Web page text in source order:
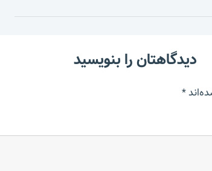
دیدگاهتان را بنویسید
*